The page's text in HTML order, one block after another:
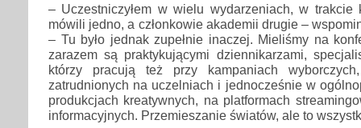
– Uczestniczyłem w wielu wydarzeniach, w trakcie
mówili jedno, a członkowie akademii drugie –
– Tu było jednak zupełnie inaczej. Mieliśmy na
zarazem są praktykującymi dziennikarzami,
którzy pracują też przy kampaniach
zatrudnionych na uczelniach i jednocześnie w
produkcjach kreatywnych, na platformach
informacyjnych. Przemieszanie światów, ale to